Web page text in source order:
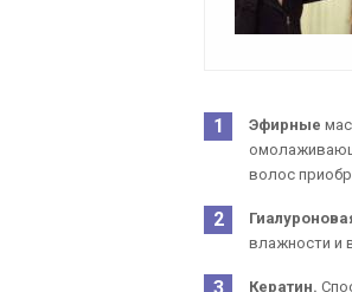
Эфирные
волос
влажности и
Кератин.